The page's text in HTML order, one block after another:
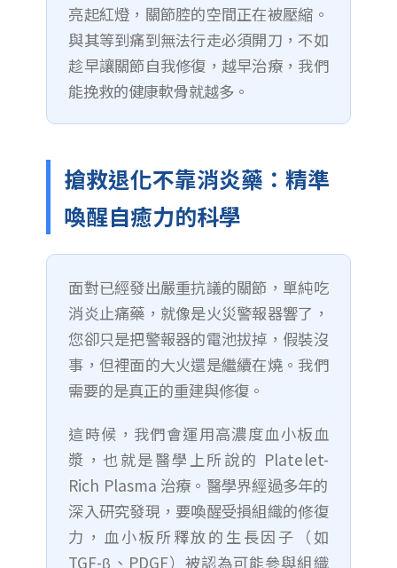
亮起紅燈，關節腔的空間正在被壓縮。
與其等到痛到無法行走必須開刀，不如
趁早讓關節自我修復，越早治療，我們
能挽救的健康軟骨就越多。
搶救退化不靠消炎藥：精準
喚醒自癒力的科學
面對已經發出嚴重抗議的關節，單純吃
消炎止痛藥，就像是火災警報器響了，
您卻只是把警報器的電池拔掉，假裝沒
事，但裡面的大火還是繼續在燒。我們
需要的是真正的重建與修復。
這時候，我們會運用高濃度血小板血
漿，也就是醫學上所說的 Platelet-
Rich Plasma 治療。醫學界經過多年的
深入研究發現，要喚醒受損組織的修復
力，血小板所釋放的生長因子（如
TGF-β、PDGF）被認為可能參與組織